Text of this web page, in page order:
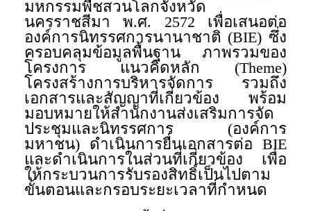
มหกรรมพืชสวนโลกจังหวัด
นครราชสีมา พ.ศ. 2572 เพื่อเสนอต่อ
องค์การนิทรรศการนานาชาติ (BIE) ซึ่ง
ครอบคลุมข้อมูลพื้นฐาน ภาพรวมของ
โครงการ แนวคิดหลัก (Theme)
โครงสร้างการบริหารจัดการ รวมถึง
เอกสารและสัญญาที่เกี่ยวข้อง พร้อม
มอบหมายให้สำนักงานส่งเสริมการจัด
ประชุมและนิทรรศการ (องค์การ
มหาชน) ดำเนินการยื่นเอกสารต่อ BIE
และดำเนินการในส่วนที่เกี่ยวข้อง เพื่อ
ให้กระบวนการรับรองสิทธิ์เป็นไปตาม
ขั้นตอนและกรอบระยะเวลาที่กำหนด